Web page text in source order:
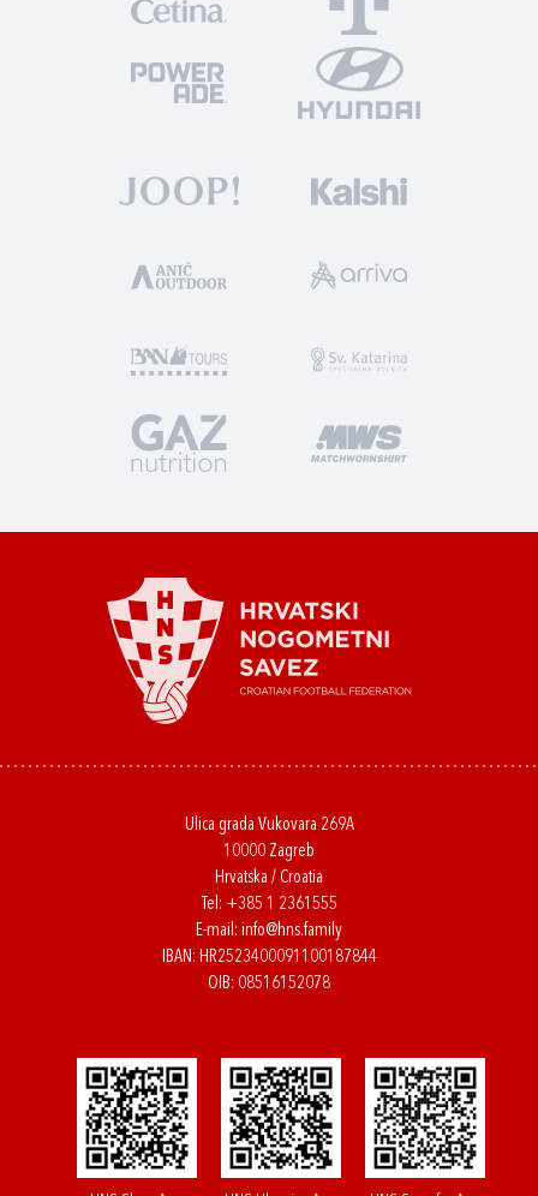
Ulica grada Vukovara 269A
10000 Zagreb
Hrvatska / Croatia
Tel: +385 1 2361555
E-mail: info@hns.family
IBAN: HR2523400091100187844
OIB: 08516152078